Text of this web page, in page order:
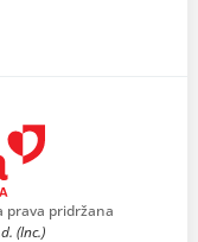
prava pridržana
(Inc.)